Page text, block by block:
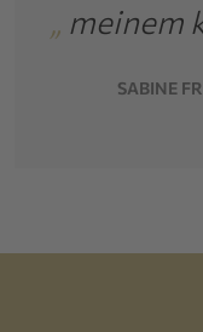
„ meinem
SABINE